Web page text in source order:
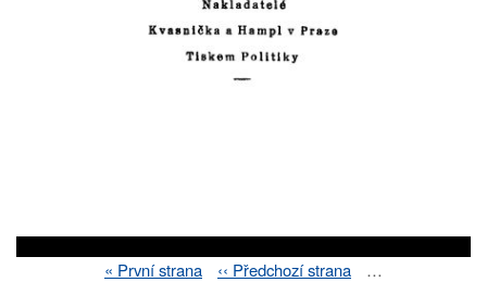
First
« První strana
Previous
‹‹ Předchozí strana …